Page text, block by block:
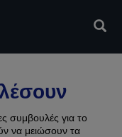
συμβουλές για το
να μειώσουν τα